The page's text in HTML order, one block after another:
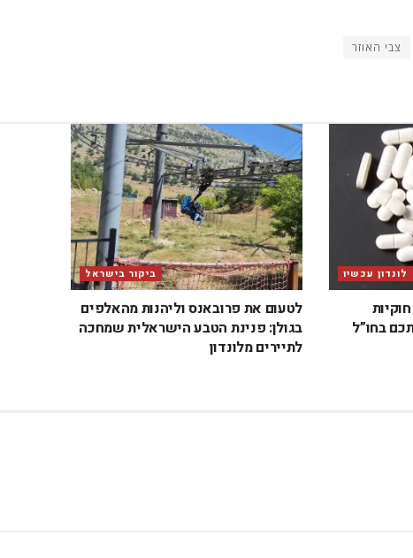
צבי האוזר
לונדון עכשיו
בחו”ל
ביקור בישראל
לטעום את פרובאנס וליהנות מהאלפים
בגולן: פנינת הטבע הישראלית שמחכה
לתיירים מלונדון